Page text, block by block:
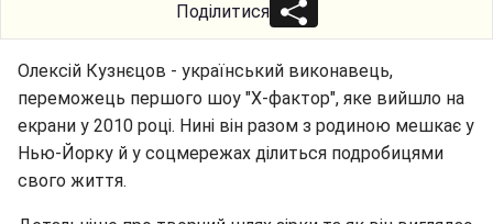
Поділитися
Олексій Кузнєцов - український виконавець,
переможець першого шоу "Х-фактор", яке вийшло на
екрани у 2010 році. Нині він разом з родиною мешкає у
Нью-Йорку й у соцмережах ділиться подробицями
свого життя.